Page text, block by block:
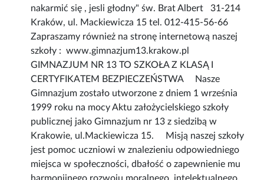
nakarmić się , jesli głodny" św. Brat Albert 31-214
Kraków, ul. Mackiewicza 15 tel. 012-415-56-66
Zapraszamy również na stronę internetową naszej
szkoły : www.gimnazjum13.krakow.pl
GIMNAZJUM NR 13 TO SZKOŁA Z KLASĄ I
CERTYFIKATEM BEZPIECZEŃSTWA Nasze
Gimnazjum zostało utworzone z dniem 1 września
1999 roku na mocy Aktu założycielskiego szkoły
publicznej jako Gimnazjum nr 13 z siedzibą w
Krakowie, ul.Mackiewicza 15. Misją naszej szkoły
jest pomoc uczniowi w znalezieniu odpowiedniego
miejsca w społeczności, dbałość o zapewnienie mu